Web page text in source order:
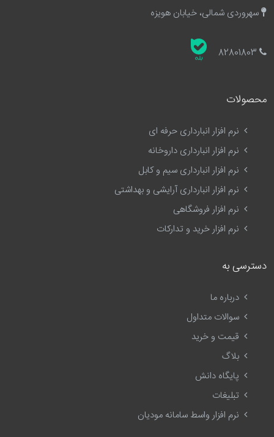
سهروردی شمالی، خیابان هویزه
محصولات
نرم افزار انبارداری حرفه ای
نرم افزار انبارداری داروخانه
نرم افزار انبارداری سیم و کابل
نرم افزار انبارداری آرایشی و بهداشتی
نرم افزار فروشگاهی
نرم افزار خرید و تدارکات
دسترسی به
درباره ما
سوالات متداول
قیمت و خرید
بلاگ
پایگاه دانش
تبلیغات
نرم افزار واسط سامانه مودیان